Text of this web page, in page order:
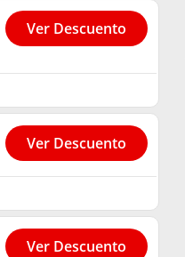
Ver Descuento
Ver Descuento
Ver Descuento